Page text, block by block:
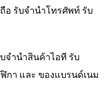
อ รับจำนำโทรศัพท์ รับ
จำนำสินค้าไอที รับ
กา และ ของแบรนด์เนม